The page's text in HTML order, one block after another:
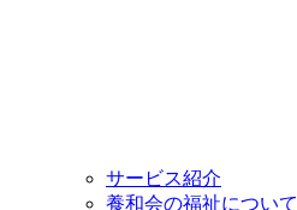
サービス紹介
養和会の福祉について